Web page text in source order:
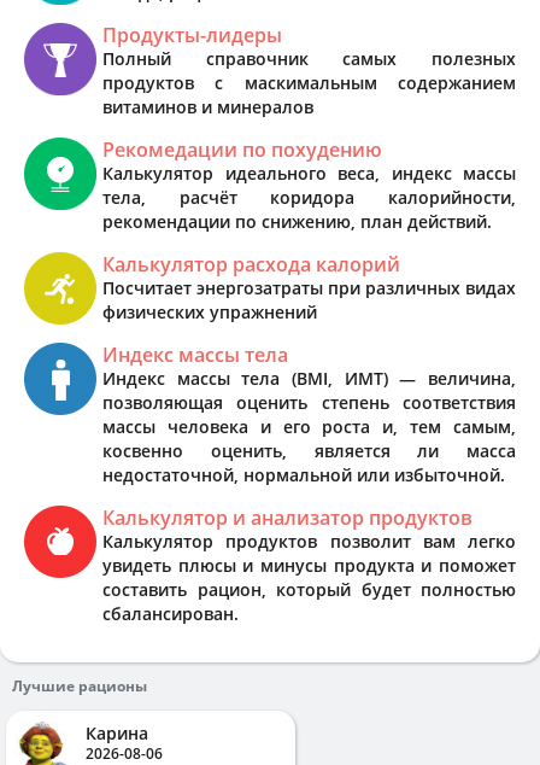
Продукты-лидеры
Полный справочник самых полезных
продуктов с маскимальным содержанием
витаминов и минералов
Рекомедации по похудению
Калькулятор идеального веса, индекс массы
тела, расчёт коридора калорийности,
рекомендации по снижению, план действий.
Калькулятор расхода калорий
Посчитает энергозатраты при различных видах
физических упражнений
Индекс массы тела
Индекс массы тела (BMI, ИМТ) — величина,
позволяющая оценить степень соответствия
массы человека и его роста и, тем самым,
косвенно оценить, является ли масса
недостаточной, нормальной или избыточной.
Калькулятор и анализатор продуктов
Калькулятор продуктов позволит вам легко
увидеть плюсы и минусы продукта и поможет
составить рацион, который будет полностью
сбалансирован.
Лучшие рационы
Карина
2026-08-06